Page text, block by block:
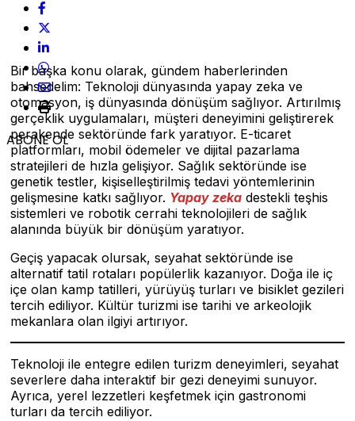
ABONE OL
Bir başka konu olarak, gündem haberlerinden
bahsedelim: Teknoloji dünyasında yapay zeka ve
otomasyon, iş dünyasında dönüşüm sağlıyor. Artırılmış
gerçeklik uygulamaları, müşteri deneyimini geliştirerek
perakende sektöründe fark yaratıyor. E-ticaret
platformları, mobil ödemeler ve dijital pazarlama
stratejileri de hızla gelişiyor. Sağlık sektöründe ise
genetik testler, kişiselleştirilmiş tedavi yöntemlerinin
gelişmesine katkı sağlıyor. Yapay zeka destekli teşhis
sistemleri ve robotik cerrahi teknolojileri de sağlık
alanında büyük bir dönüşüm yaratıyor.
Geçiş yapacak olursak, seyahat sektöründe ise
alternatif tatil rotaları popülerlik kazanıyor. Doğa ile iç
içe olan kamp tatilleri, yürüyüş turları ve bisiklet gezileri
tercih ediliyor. Kültür turizmi ise tarihi ve arkeolojik
mekanlara olan ilgiyi artırıyor.
Teknoloji ile entegre edilen turizm deneyimleri, seyahat
severlere daha interaktif bir gezi deneyimi sunuyor.
Ayrıca, yerel lezzetleri keşfetmek için gastronomi
turları da tercih ediliyor.